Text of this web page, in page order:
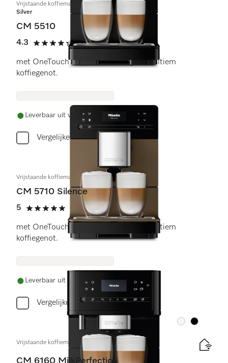
Vrijstaande koffiemachine
Silver
CM 5510
4.3
4.3 sterren op 5
(4 beoordelingen)
met OneTouch for Two-bereiding voor ultiem
koffiegenot.
Leverbaar uit voorraad met gratis levering
Vergelijken
Vrijstaande koffiemachine
CM 5710 Silence
5
5 sterren op 5
(1 beoordeling)
met OneTouch for Two-bereiding voor ultiem
koffiegenot.
Leverbaar uit voorraad met gratis levering
Vergelijken
Kleur:Kleur:
Vrijstaande koffiemachine
CM 6160 MilkPerfection